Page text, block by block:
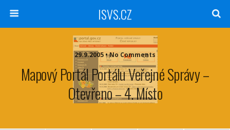
ISVS.CZ
29.9.2005 • No Comments
Mapový Portál Portálu Veřejné Správy –
Otevřeno – 4. Místo